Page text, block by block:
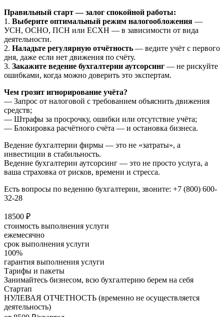
Правильный старт — залог спокойной работы:
1. Выберите оптимальный режим налогообложения —
УСН, ОСНО, ПСН или ЕСХН — в зависимости от вида
деятельности.
2. Наладьте регулярную отчётность — ведите учёт с первого
дня, даже если нет движения по счёту.
3. Закажите ведение бухгалтерии аутсорсинг — не рискуйте
ошибками, когда можно доверить это экспертам.
Чем грозит игнорирование учёта?
— Запрос от налоговой с требованием объяснить движения
средств;
— Штрафы за просрочку, ошибки или отсутствие учёта;
— Блокировка расчётного счёта — и остановка бизнеса.
Ведение бухгалтерии фирмы — это не «затраты», а
инвестиции в стабильность.
Ведение бухгалтерии аутсорсинг — это не просто услуга, а
ваша страховка от рисков, времени и стресса.
Есть вопросы по ведению бухгалтерии, звоните: +7 (800) 600-
32-28
18500 ₽
стоимость выполнения услуги
ежемесячно
срок выполнения услуги
100%
гарантия выполнения услуги
Тарифы и пакеты
Занимайтесь бизнесом, всю бухгалтерию берем на себя
Стартап
НУЛЕВАЯ ОТЧЕТНОСТЬ (временно не осуществляется
деятельность)